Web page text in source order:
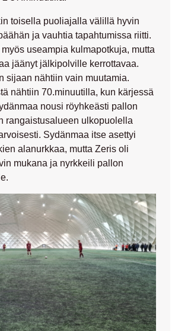
toisella puoliajalla välillä hyvin
ja vauhtia tapahtumissa riitti.
useampia kulmapotkuja, mutta
jäänyt jälkipolville kerrottavaa.
sijaan nähtiin vain muutamia.
nähtiin 70.minuutilla, kun kärjessä
nousi röyhkeästi pallon
rangaistusalueen ulkopuolella
Sydänmaa itse asettyi
alanurkkaa, mutta Zeris oli
mukana ja nyrkkeili pallon